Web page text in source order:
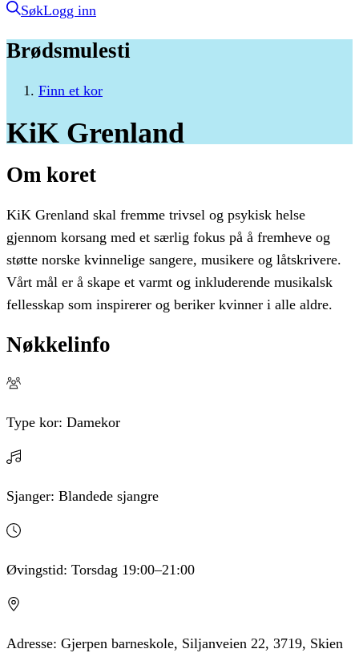
SøkLogg inn
Brødsmulesti
Finn et kor
KiK Grenland
Om koret
KiK Grenland skal fremme trivsel og psykisk helse
gjennom korsang med et særlig fokus på å fremheve og
støtte norske kvinnelige sangere, musikere og låtskrivere.
Vårt mål er å skape et varmt og inkluderende musikalsk
fellesskap som inspirerer og beriker kvinner i alle aldre.
Nøkkelinfo
Type kor: Damekor
Sjanger: Blandede sjangre
Øvingstid: Torsdag 19:00–21:00
Adresse: Gjerpen barneskole, Siljanveien 22, 3719, Skien